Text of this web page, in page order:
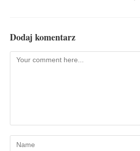
Dodaj komentarz